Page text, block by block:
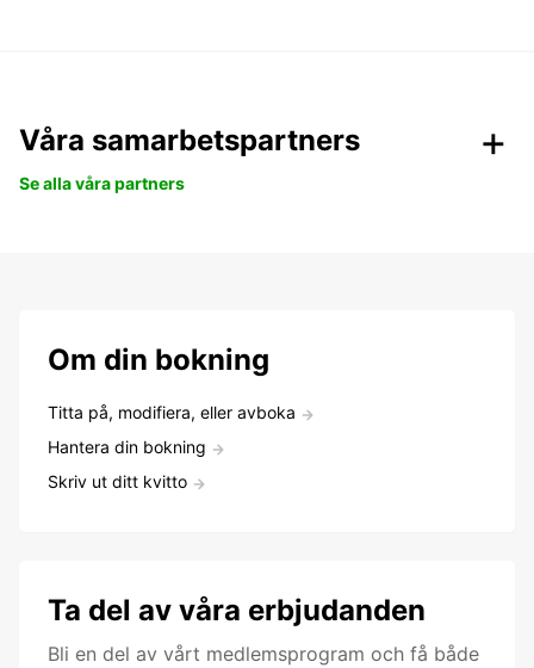
Våra samarbetspartners
Se alla våra partners
Om din bokning
Titta på, modifiera, eller avboka
Hantera din bokning
Skriv ut ditt kvitto
Ta del av våra erbjudanden
Bli en del av vårt medlemsprogram och få både